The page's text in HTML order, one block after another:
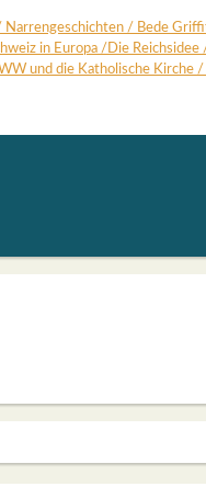
Nar­ren­ge­schich­ten / Bede
in Euro­pa /Die Reichs­idee
und die Katho­li­sche Kir­che /